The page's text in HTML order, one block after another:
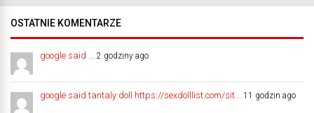
OSTATNIE KOMENTARZE
google said ... 2 godziny ago
google said tantaly doll https://sexdolllist.com/sit... 11 godzin ago